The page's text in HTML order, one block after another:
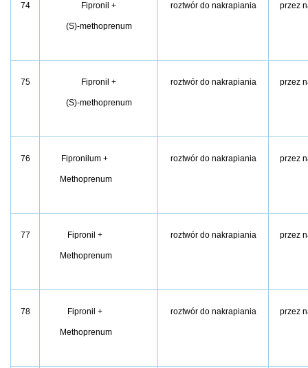
74 Fipronil +
(S)-methoprenum
roztwór do nakrapiania przez
75 Fipronil +
(S)-methoprenum
roztwór do nakrapiania przez
76 Fipronilum +
Methoprenum
roztwór do nakrapiania przez
77 Fipronil +
Methoprenum
roztwór do nakrapiania przez
78 Fipronil +
Methoprenum
roztwór do nakrapiania przez